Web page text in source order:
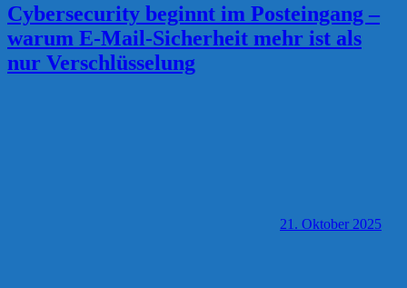
Cybersecurity beginnt im Posteingang –
warum E-Mail-Sicherheit mehr ist als
nur Verschlüsselung
21. Oktober 2025